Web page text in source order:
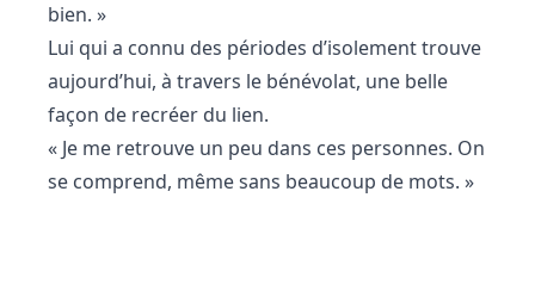
bien. »
Lui qui a connu des périodes d’isolement trouve
aujourd’hui, à travers le bénévolat, une belle
façon de recréer du lien.
« Je me retrouve un peu dans ces personnes. On
se comprend, même sans beaucoup de mots. »